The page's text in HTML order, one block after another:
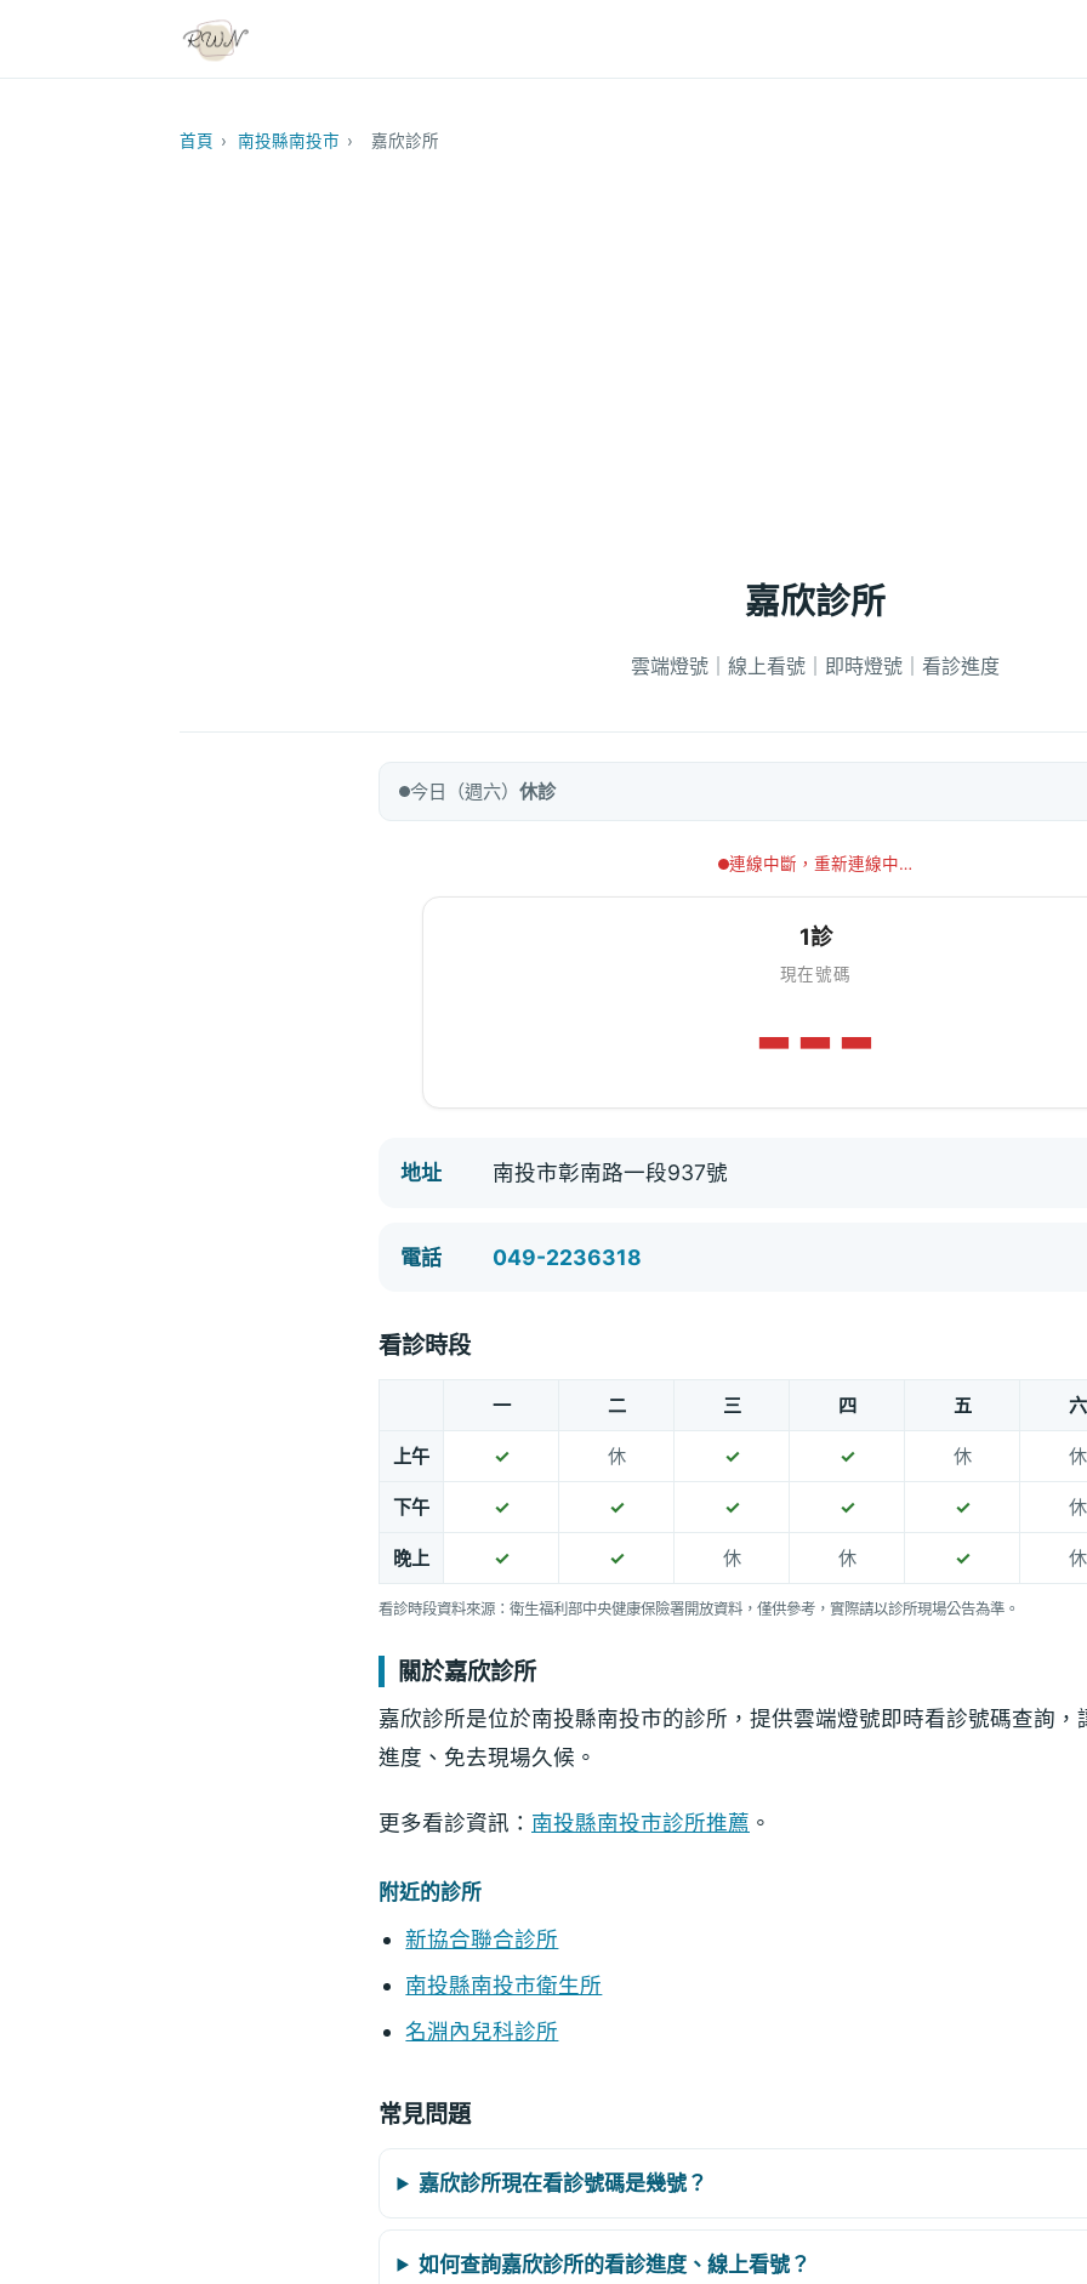
首頁 › 南投縣南投市 › 嘉欣診所
嘉欣診所
雲端燈號｜線上看號｜即時燈號｜看診進度
今日（週六） 休診
連線中斷，重新連線中…
1診
現在號碼
---
地址 南投市彰南路一段937號
電話 049-2236318
看診時段
一 二 三 四 五 六
上午 ✓ 休 ✓ ✓ 休 休
下午 ✓ ✓ ✓ ✓ ✓ 休
晚上 ✓ ✓ 休 休 ✓ 休
看診時段資料來源：衛生福利部中央健康保險署開放資料，僅供參考，實際請以診所現場公告為準。
關於嘉欣診所
嘉欣診所是位於南投縣南投市的診所，提供雲端燈號即時看診號碼查詢，
進度、免去現場久候。
更多看診資訊： 南投縣南投市診所推薦 。
附近的診所
新協合聯合診所
南投縣南投市衛生所
名淵內兒科診所
常見問題
嘉欣診所現在看診號碼是幾號？
如何查詢嘉欣診所的看診進度、線上看號？